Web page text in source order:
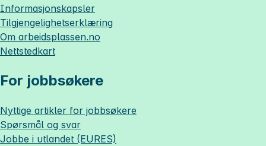
Informasjonskapsler
Tilgjengelighetserklæring
Om arbeidsplassen.no
Nettstedkart
For jobbsøkere
Nyttige artikler for jobbsøkere
Spørsmål og svar
Jobbe i utlandet (EURES)